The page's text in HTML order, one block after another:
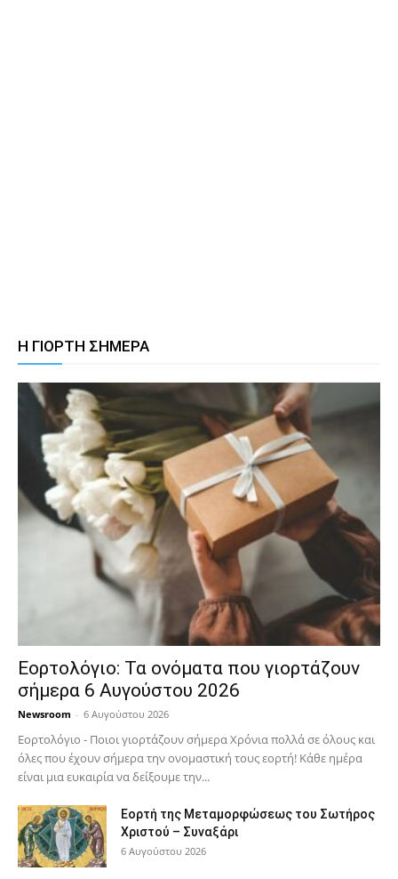
Η ΓΙΟΡΤΗ ΣΗΜΕΡΑ
Εορτολόγιο: Τα ονόματα που γιορτάζουν
σήμερα 6 Αυγούστου 2026
Newsroom - 6 Αυγούστου 2026
Εορτολόγιο - Ποιοι γιορτάζουν σήμερα Χρόνια πολλά σε όλους και
όλες που έχουν σήμερα την ονομαστική τους εορτή! Κάθε ημέρα
είναι μια ευκαιρία να δείξουμε την...
Εορτή της Μεταμορφώσεως του Σωτήρος
Χριστού – Συναξάρι
6 Αυγούστου 2026